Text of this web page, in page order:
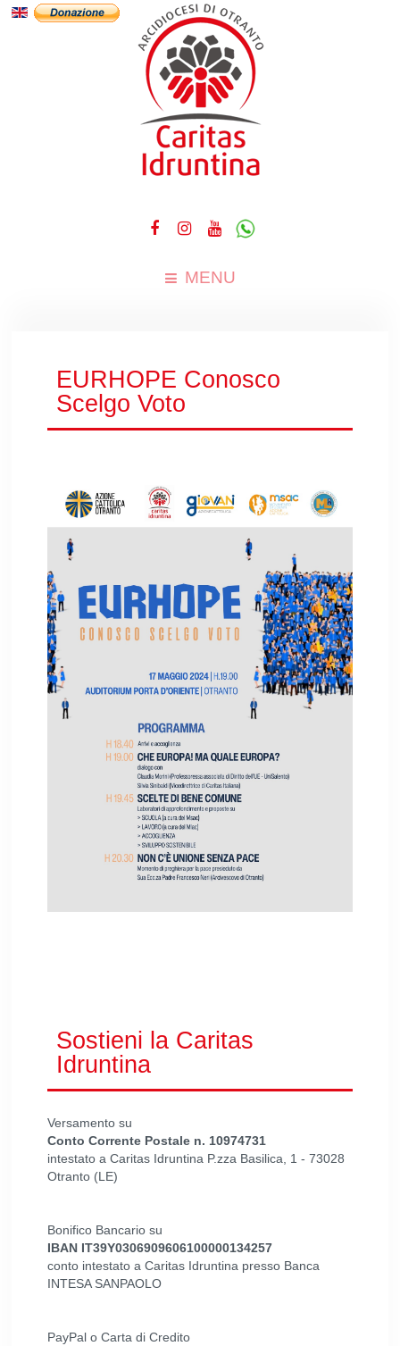
MENU
EURHOPE Conosco
Scelgo Voto
Sostieni la Caritas
Idruntina
Versamento su
Conto Corrente Postale n. 10974731
intestato a Caritas Idruntina P.zza Basilica, 1 - 73028
Otranto (LE)
Bonifico Bancario su
IBAN IT39Y0306909606100000134257
conto intestato a Caritas Idruntina presso Banca
INTESA SANPAOLO
PayPal o Carta di Credito